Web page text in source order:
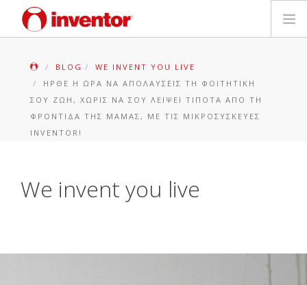
ΔΗΛΩΣΗ ΒΛΑΒΗΣ
BLOG
WE INVENT YOU LIVE
ΉΡΘΕ Η ΏΡΑ ΝΑ ΑΠΟΛΑΎΣΕΙΣ ΤΗ ΦΟΙΤΗΤΙΚΉ
ΣΟΥ ΖΩΉ, ΧΩΡΊΣ ΝΑ ΣΟΥ ΛΕΊΨΕΙ ΤΊΠΟΤΑ ΑΠΌ ΤΗ
ΦΡΟΝΤΊΔΑ ΤΗΣ ΜΑΜΆΣ, ΜΕ ΤΙΣ ΜΙΚΡΟΣΥΣΚΕΥΈΣ
INVENTOR!
We invent you live